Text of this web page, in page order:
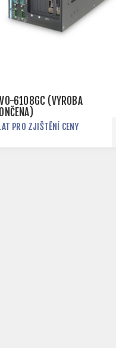
6108GC (VÝROBA
PRO ZJIŠTĚNÍ CENY